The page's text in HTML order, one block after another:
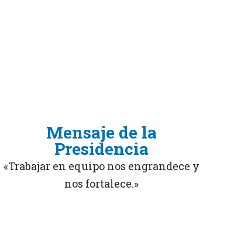
Mensaje de la
Presidencia
«Trabajar en equipo nos engrandece y
nos fortalece.»